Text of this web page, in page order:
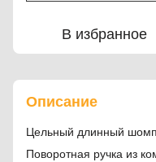
В избранное
Описание
Цельный длинный
Поворотная ручка из